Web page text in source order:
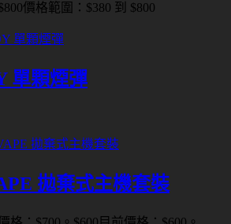
800價格範圍：$380 到 $800
單顆煙彈
拋棄式主機套裝